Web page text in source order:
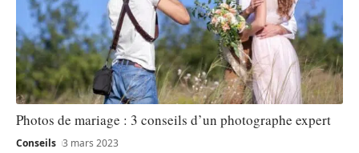
Photos de mariage : 3 conseils d’un photographe expert
Conseils 3 mars 2023